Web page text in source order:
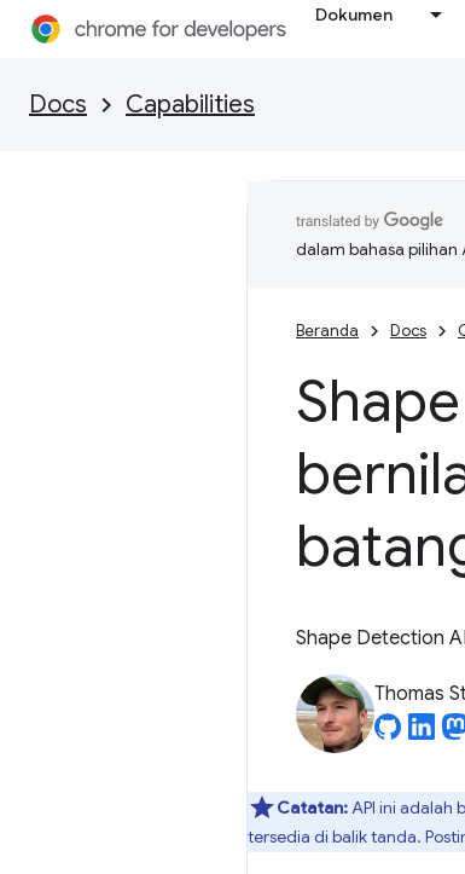
Dokumen
Docs Capabilities
dalam bahasa
Beranda Docs
Shape Detection
Thomas
Catatan:API ini adalah
tersedia di balik tanda.